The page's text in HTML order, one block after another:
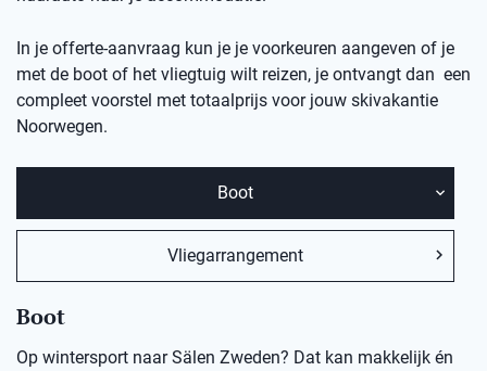
In je offerte-aanvraag kun je je voorkeuren aangeven of je
met de boot of het vliegtuig wilt reizen, je ontvangt dan een
compleet voorstel met totaalprijs voor jouw skivakantie
Noorwegen.
Boot
Vliegarrangement
Boot
Op wintersport naar Sälen Zweden? Dat kan makkelijk én